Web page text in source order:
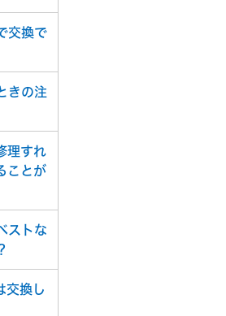
交換で
きの注
理すれ
ことが
ストな
交換し